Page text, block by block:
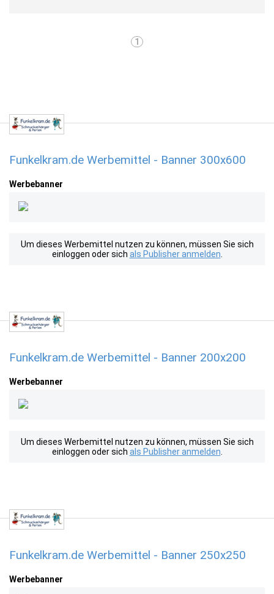
1
Funkelkram.de Werbemittel - Banner 300x600
Werbebanner
Um dieses Werbemittel nutzen zu können, müssen Sie sich
einloggen oder sich als Publisher anmelden
Funkelkram.de Werbemittel - Banner 200x200
Werbebanner
Um dieses Werbemittel nutzen zu können, müssen Sie sich
einloggen oder sich als Publisher anmelden
Funkelkram.de Werbemittel - Banner 250x250
Werbebanner